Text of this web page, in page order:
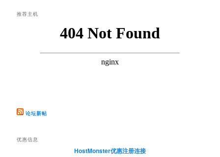
推荐主机
论坛新帖
优惠信息
HostMonster优惠注册连接